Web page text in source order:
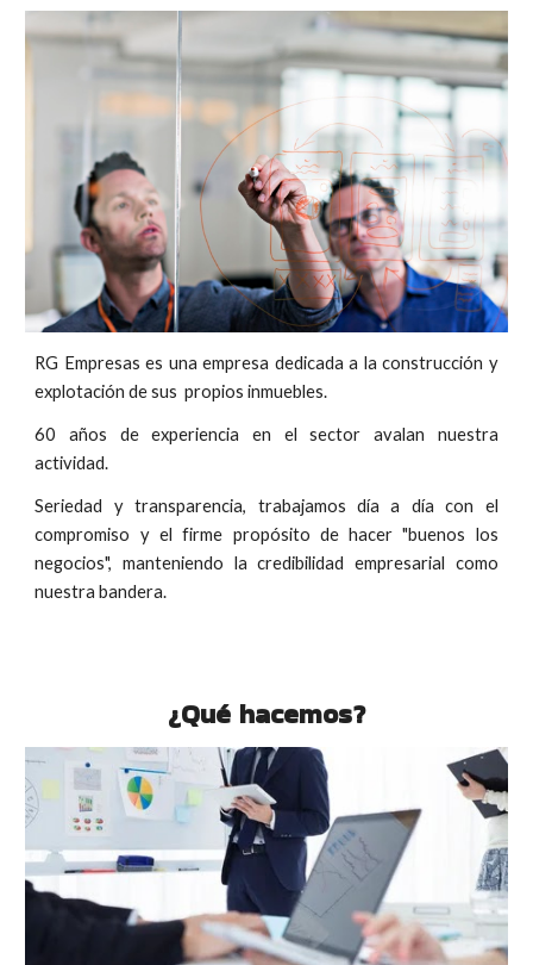
RG Empresas es una empresa dedicada a la construcción y
explotación de sus propios inmuebles.
60 años de experiencia en el sector avalan nuestra
actividad.
Seriedad y transparencia, trabajamos día a día con el
compromiso y el firme propósito de hacer "buenos los
negocios", manteniendo la credibilidad empresarial como
nuestra bandera.
¿Qué hacemos?